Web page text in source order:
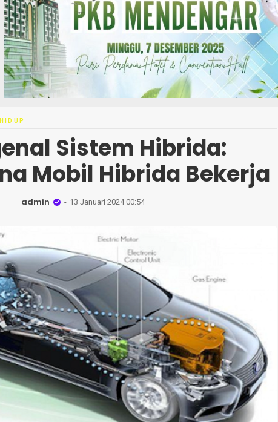
Sistem Hibrida:
Mobil Hibrida Bekerja
admin 13 Januari 2024 00:54